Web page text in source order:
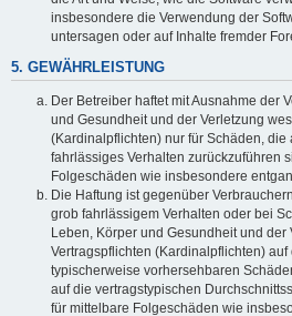
insbesondere die Verwendung der
untersagen oder auf Inhalte fremder
5. GEWÄHRLEISTUNG
Der Betreiber haftet mit Ausnahme der
und Gesundheit und der Verletzung
(Kardinalpflichten) nur für Schäden,
fahrlässiges Verhalten zurückzuführen
Folgeschäden wie insbesondere
Die Haftung ist gegenüber
grob fahrlässigem Verhalten oder bei
Leben, Körper und Gesundheit und
Vertragspflichten (Kardinalpflichten)
typischerweise vorhersehbaren
auf die vertragstypischen
für mittelbare Folgeschäden wie